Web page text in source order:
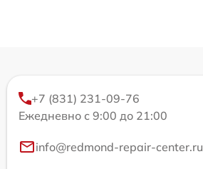
+7 (831) 231-09-76
Ежедневно с 9:00 до 21:00
info@redmond-repair-center.ru